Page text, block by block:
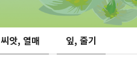
씨앗, 열매 잎, 줄기